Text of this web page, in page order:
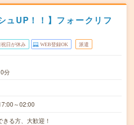
ュUP！！】フォークリフ
祝日が休み WEB登録OK 派遣
分
～02:00
る方、大歓迎！